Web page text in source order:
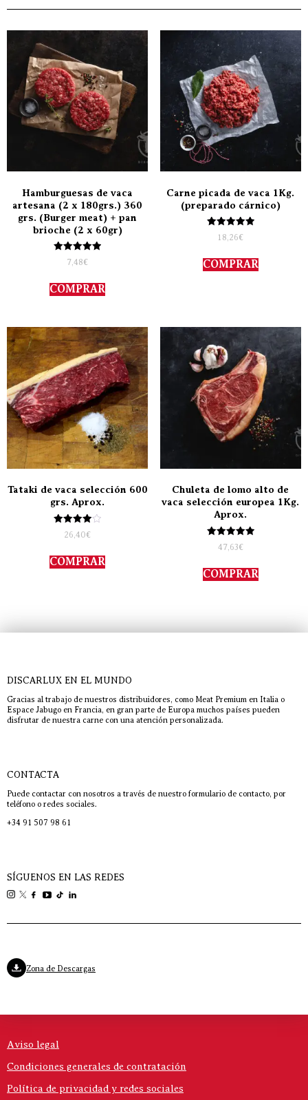
Hamburguesas de vaca
artesana (2 x 180grs.) 360
grs. (Burger meat) + pan
brioche (2 x 60gr)
Valorado
con
de 5
7,48€
COMPRAR
Carne picada de vaca 1Kg.
(preparado cárnico)
Valorado
con
de 5
18,26€
COMPRAR
Tataki de vaca selección 600
grs. Aprox.
Valorado
con
de 5
26,40€
COMPRAR
Chuleta de lomo alto de
vaca selección europea 1Kg.
Aprox.
Valorado
con
de 5
47,63€
COMPRAR
DISCARLUX EN EL MUNDO
Gracias al trabajo de nuestros distribuidores, como Meat Premium en Italia o
Espace Jabugo en Francia, en gran parte de Europa muchos países pueden
disfrutar de nuestra carne con una atención personalizada.
CONTACTA
Puede contactar con nosotros a través de nuestro formulario de contacto, por
teléfono o redes sociales.
+34 91 507 98 61
SÍGUENOS EN LAS REDES
Zona de Descargas
Aviso legal
Condiciones generales de contratación
Política de privacidad y redes sociales